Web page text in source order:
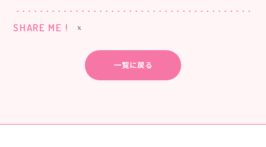
SHARE ME !
一覧に戻る